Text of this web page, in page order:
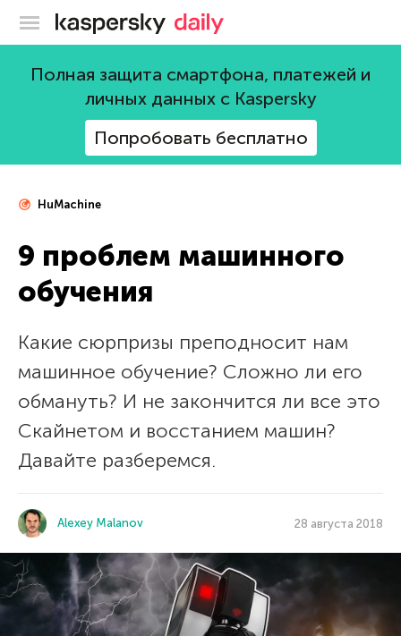
Блог Касперского
Полная защита смартфона, платежей и
личных данных с Kaspersky
Попробовать бесплатно
HuMachine
9 проблем машинного
обучения
Какие сюрпризы преподносит нам
машинное обучение? Сложно ли его
обмануть? И не закончится ли все это
Скайнетом и восстанием машин?
Давайте разберемся.
Alexey Malanov 28 августа 2018